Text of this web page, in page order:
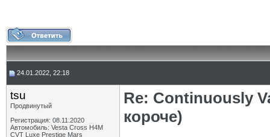
24.01.2022, 22:18
tsu
Продвинутый
Регистрация: 08.11.2020
Автомобиль: Vesta Cross H4M
CVT Luxe Prestige Mars
Re: Continuously
короче)